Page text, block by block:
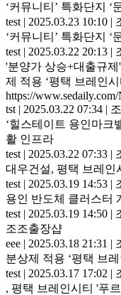
‘커뮤니티’ 특화단지 ‘
test | 2025.03.23 10:10 |
‘커뮤니티’ 특화단지 ‘
test | 2025.03.22 20:13 |
'분양가 상승+대출규
제 적용 ‘평택 브레인
https://
tst | 2025.03.22 07:34 |
‘힐스테이트 용인마크
활 인프라
test | 2025.03.22 07:33 |
대우건설, 평택 브레인
test | 2025.03.19 14:53 |
용인 반도체 클러스터
test | 2025.03.19 14:50 |
조조출장샵
eee | 2025.03.18 21:31 |
분상제 적용 ‘평택 브
test | 2025.03.17 17:02 |
, 평택 브레인시티 '푸